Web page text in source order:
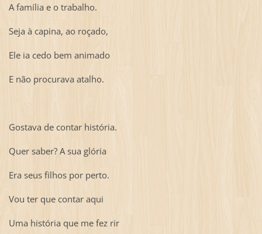
A família e o trabalho.
Seja à capina, ao roçado,
Ele ia cedo bem animado
E não procurava atalho.
Gostava de contar história.
Quer saber? A sua glória
Era seus filhos por perto.
Vou ter que contar aqui
Uma história que me fez rir